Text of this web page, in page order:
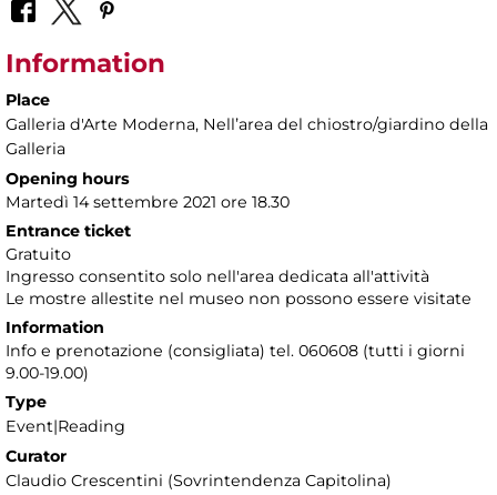
Information
Place
Galleria d'Arte Moderna, Nellʼarea del chiostro/giardino della
Galleria
Opening hours
Martedì 14 settembre 2021 ore 18.30
Entrance ticket
Gratuito
Ingresso consentito solo nell'area dedicata all'attività
Le mostre allestite nel museo non possono essere visitate
Information
Info e prenotazione (consigliata) tel. 060608 (tutti i giorni
9.00-19.00)
Type
Event|Reading
Curator
Claudio Crescentini (Sovrintendenza Capitolina)